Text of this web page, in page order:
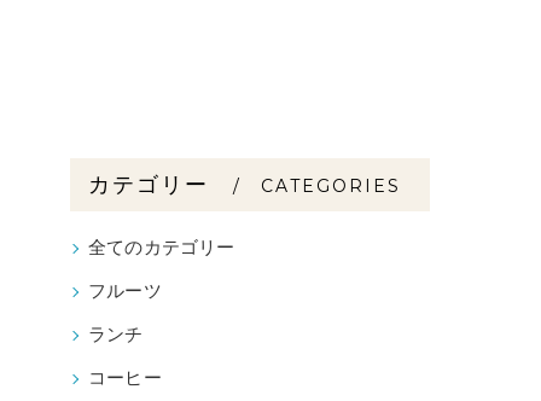
カテゴリー CATEGORIES
全てのカテゴリー
フルーツ
ランチ
コーヒー